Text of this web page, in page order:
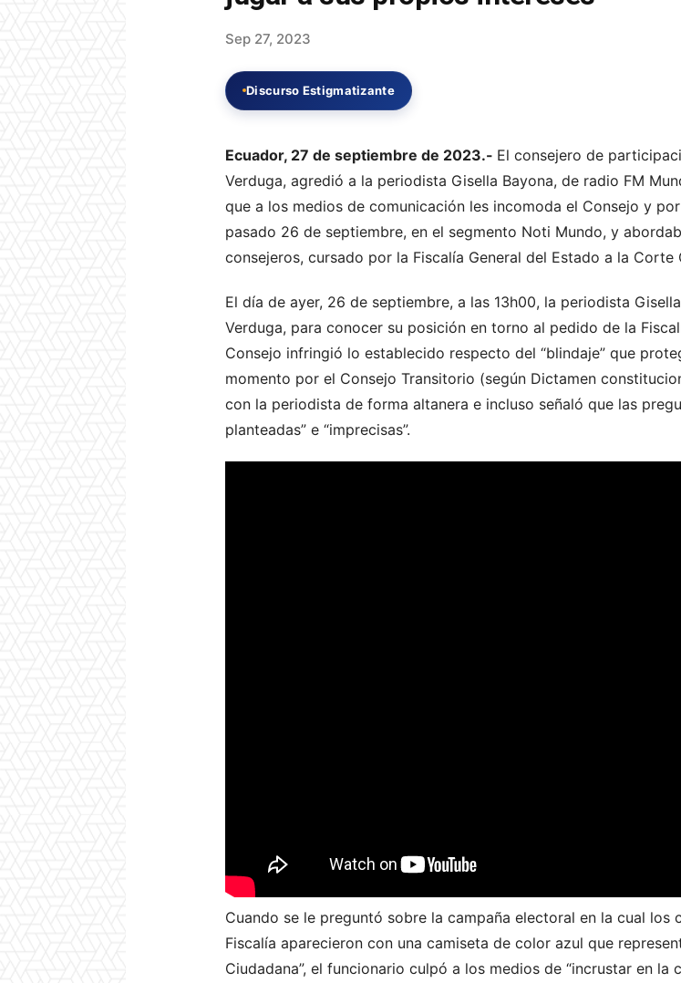
Sep 27, 2023
Discurso Estigmatizante
Ecuador, 27 de septiembre de 2023.- El consejero de
Verduga, agredió a la periodista Gisella Bayona, de radio FM
que a los medios de comunicación les incomoda el Consejo y
pasado 26 de septiembre, en el segmento Noti Mundo, y
consejeros, cursado por la Fiscalía General del Estado a la
El día de ayer, 26 de septiembre, a las 13h00, la periodista
Verduga, para conocer su posición en torno al pedido de la
Consejo infringió lo establecido respecto del “blindaje” que
momento por el Consejo Transitorio (según Dictamen
con la periodista de forma altanera e incluso señaló que las
planteadas” e “imprecisas”.
Cuando se le preguntó sobre la campaña electoral en la cual los
Fiscalía aparecieron con una camiseta de color azul que
Ciudadana”, el funcionario culpó a los medios de “incrustar en